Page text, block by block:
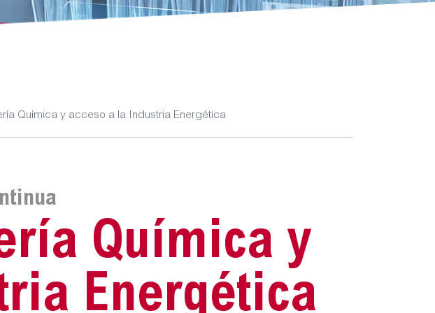
Química y acceso a la Industria Energética
Química y
Energética